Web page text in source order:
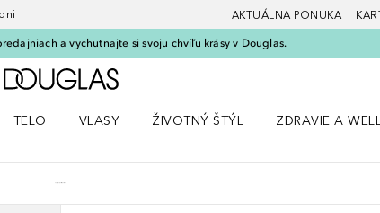
AKTUÁLNA PONUKA
a vychutnajte si svoju chvíľu krásy v Douglas.
Domov
TELO
VLASY
ŽIVOTNÝ ŠTÝL
ZDRAVIE A